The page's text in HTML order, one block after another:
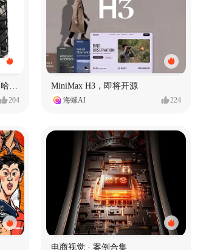
204
MiniMax H3，即将开源
海螺AI 224
电商视觉 · 案例合集